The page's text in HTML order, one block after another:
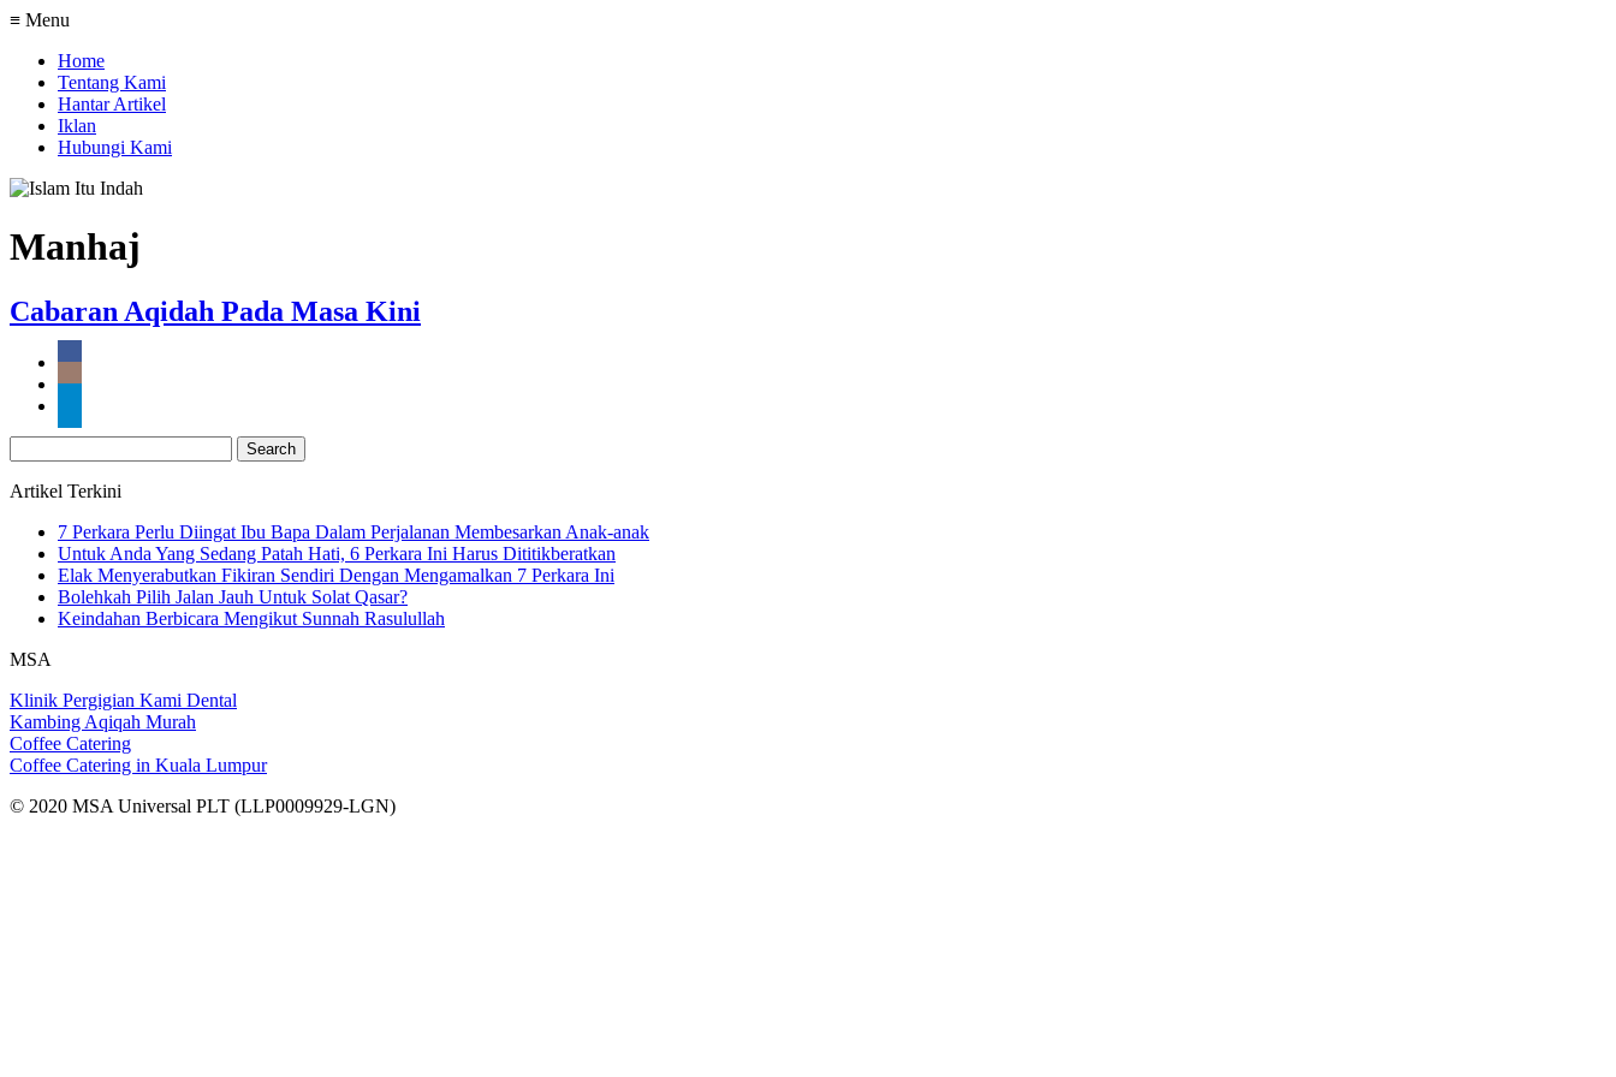
≡ Menu
Home
Tentang Kami
Hantar Artikel
Iklan
Hubungi Kami
Manhaj
Cabaran Aqidah Pada Masa Kini
for:
Artikel Terkini
7 Perkara Perlu Diingat Ibu Bapa Dalam Perjalanan Membesarkan Anak-anak
Untuk Anda Yang Sedang Patah Hati, 6 Perkara Ini Harus Dititikberatkan
Elak Menyerabutkan Fikiran Sendiri Dengan Mengamalkan 7 Perkara Ini
Bolehkah Pilih Jalan Jauh Untuk Solat Qasar?
Keindahan Berbicara Mengikut Sunnah Rasulullah
MSA
Klinik Pergigian Kami Dental
Kambing Aqiqah Murah
Coffee Catering
Coffee Catering in Kuala Lumpur
© 2020 MSA Universal PLT (LLP0009929-LGN)